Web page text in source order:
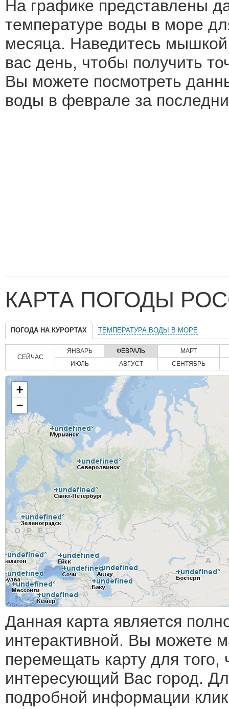
На графике представлены
температуре воды в море
месяца. Наведитесь
вас день, чтобы получить
Вы можете посмотреть
воды в феврале за
КАРТА ПОГОДЫ
ПОГОДА НА КУРОРТАХ ТЕМПЕРАТУРА ВОДЫ В МОРЕ
СЕЙЧАС
ЯНВАРЬ ФЕВРАЛЬ
МАРТ
ИЮЛЬ
АВГУСТ СЕНТЯБРЬ
Данная карта является
интерактивной. Вы можете
перемещать карту для того,
интересующий Вас город.
подробной информации